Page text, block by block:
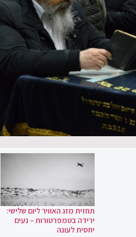
תחזית מזג האוויר ליום שלישי:
ירידה בטמפרטורות – נעים
יחסית לעונה